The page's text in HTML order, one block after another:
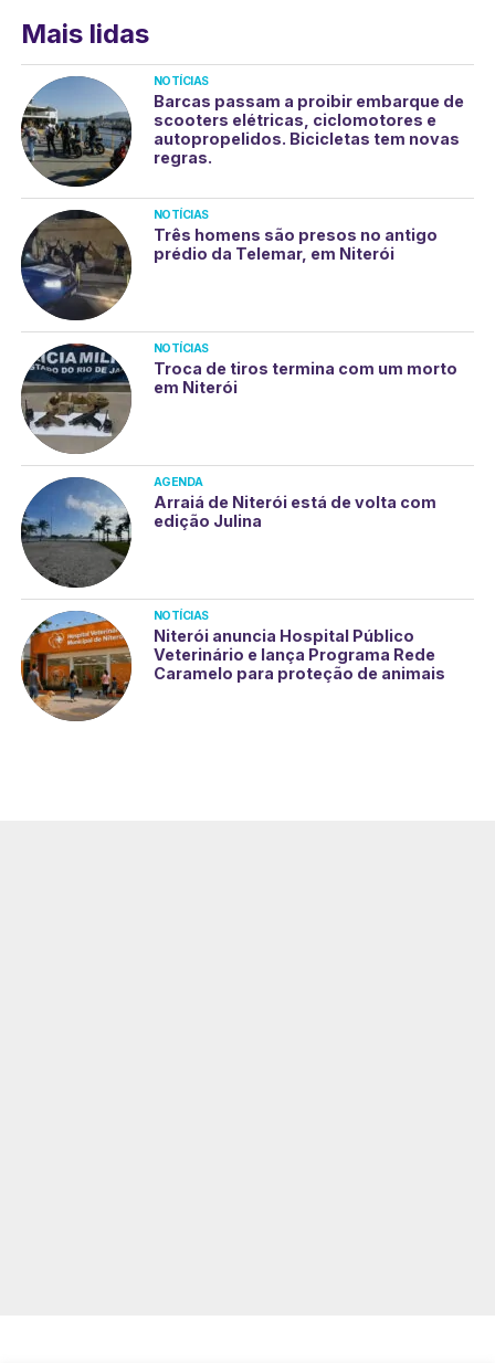
Mais lidas
NOTÍCIAS
Barcas passam a proibir embarque de
scooters elétricas, ciclomotores e
autopropelidos. Bicicletas tem novas
regras.
NOTÍCIAS
Três homens são presos no antigo
prédio da Telemar, em Niterói
NOTÍCIAS
Troca de tiros termina com um morto
em Niterói
AGENDA
Arraiá de Niterói está de volta com
edição Julina
NOTÍCIAS
Niterói anuncia Hospital Público
Veterinário e lança Programa Rede
Caramelo para proteção de animais